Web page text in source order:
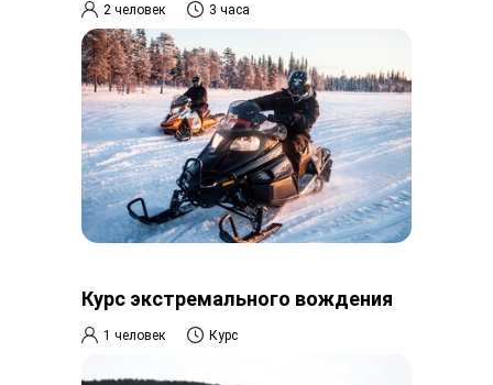
2 человек 3 часа
Курс экстремального вождения
1 человек Курс